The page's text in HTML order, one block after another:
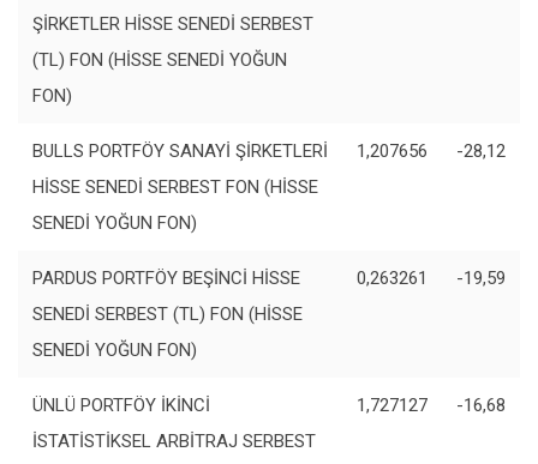
ŞİRKETLER HİSSE SENEDİ SERBEST
(TL) FON (HİSSE SENEDİ YOĞUN
FON)
BULLS PORTFÖY SANAYİ ŞİRKETLERİ
HİSSE SENEDİ SERBEST FON (HİSSE
SENEDİ YOĞUN FON)
1,207656 -28,12
PARDUS PORTFÖY BEŞİNCİ HİSSE
SENEDİ SERBEST (TL) FON (HİSSE
SENEDİ YOĞUN FON)
0,263261 -19,59
ÜNLÜ PORTFÖY İKİNCİ
İSTATİSTİKSEL ARBİTRAJ SERBEST
1,727127 -16,68